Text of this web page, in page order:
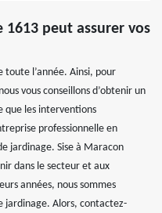
1613 peut assurer vos
toute l’année. Ainsi, pour
vous conseillons d’obtenir un
que les interventions
professionnelle en
jardinage. Sise à Maracon
dans le secteur et aux
années, nous sommes
jardinage. Alors, contactez-